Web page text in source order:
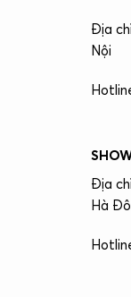
Địa
Nội
Địa
Hà